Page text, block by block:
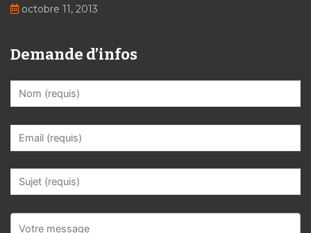
octobre 11, 2013
Demande d’infos